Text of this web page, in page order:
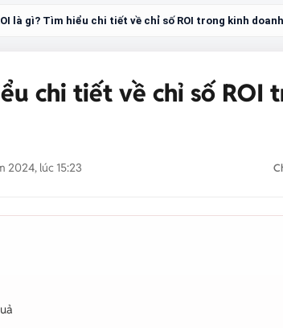
là gì? Tìm hiểu chi tiết về chỉ số ROI trong kinh doanh
chi tiết về chỉ số ROI
2024, lúc 15:23